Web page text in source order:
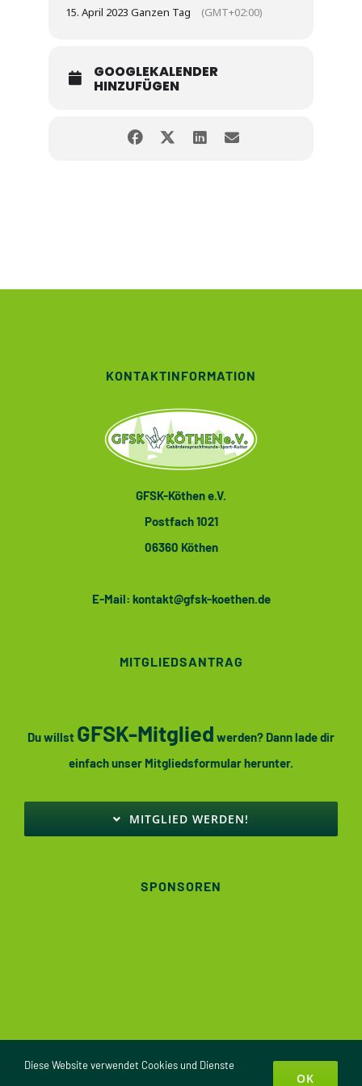
15. April 2023 Ganzen Tag (GMT+02:00)
GOOGLEKALENDER
HINZUFÜGEN
KONTAKTINFORMATION
GFSK-Köthen e.V.
Postfach 1021
06360 Köthen
E-Mail: kontakt@gfsk-koethen.de
MITGLIEDSANTRAG
Du willst GFSK-Mitglied werden? Dann lade dir
einfach unser Mitgliedsformular herunter.
MITGLIED WERDEN!
SPONSOREN
GFSK-Köthen e.V. © 2025
Diese Website verwendet Cookies und Dienste
OK